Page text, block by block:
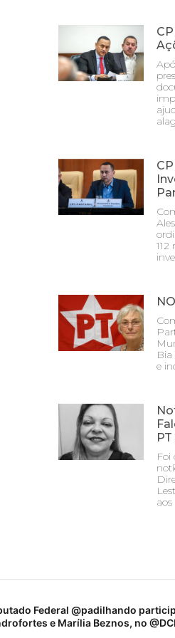
e
Foi
aos
Federal @padilhando
e Marília Beznos, no